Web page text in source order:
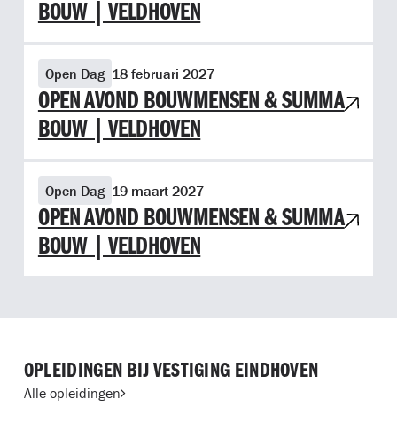
BOUW | VELDHOVEN
OPEN AVOND BOUWMENSEN & SUMMA
BOUW | VELDHOVEN
Open Dag 18 februari 2027
Bekijk evenement OPEN AVOND BOUWMENSEN & SUMMA
OPEN AVOND BOUWMENSEN & SUMMA
BOUW | VELDHOVEN
Open Dag 19 maart 2027
Bekijk evenement OPEN AVOND BOUWMENSEN & SUMMA
OPLEIDINGEN BIJ VESTIGING EINDHOVEN
Alle opleidingen